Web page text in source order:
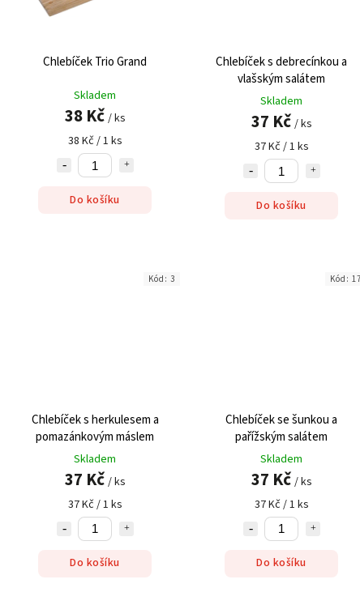
Chlebíček Trio Grand
Skladem
38 Kč / ks
38 Kč / 1 ks
Do košíku
Chlebíček s debrecínkou a
vlašským salátem
Skladem
37 Kč / ks
37 Kč / 1 ks
Do košíku
Chlebíček s herkulesem a
pomazánkovým máslem
Skladem
37 Kč / ks
37 Kč / 1 ks
Do košíku
Kód: 3
Chlebíček se šunkou a
pařížským salátem
Skladem
37 Kč / ks
37 Kč / 1 ks
Do košíku
Kód: 17